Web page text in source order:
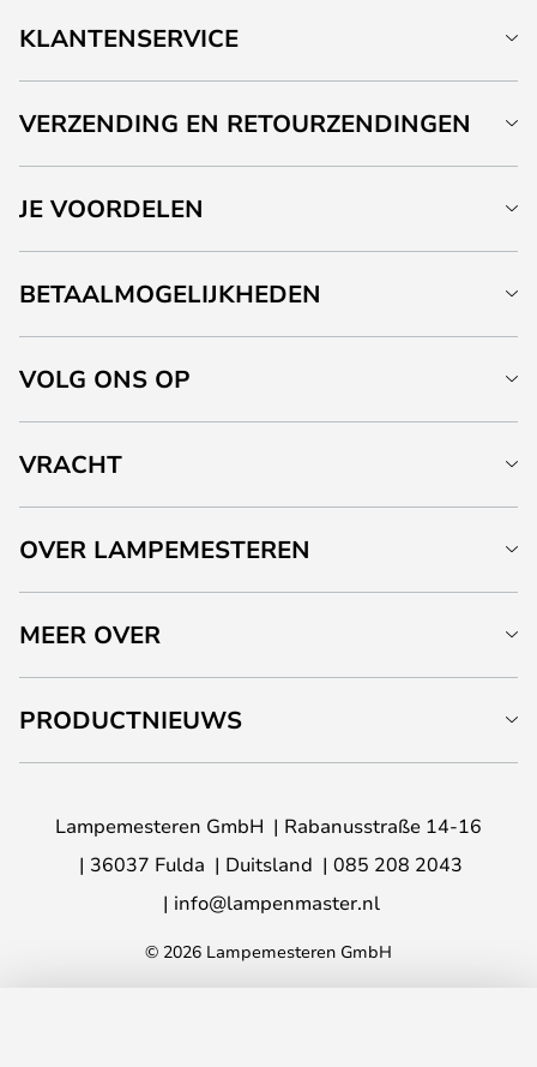
KLANTENSERVICE
VERZENDING EN RETOURZENDINGEN
JE VOORDELEN
BETAALMOGELIJKHEDEN
VOLG ONS OP
VRACHT
OVER LAMPEMESTEREN
MEER OVER
PRODUCTNIEUWS
Lampemesteren GmbH
Rabanusstraße 14-16
36037 Fulda
Duitsland
085 208 2043
info@lampenmaster.nl
© 2026 Lampemesteren GmbH